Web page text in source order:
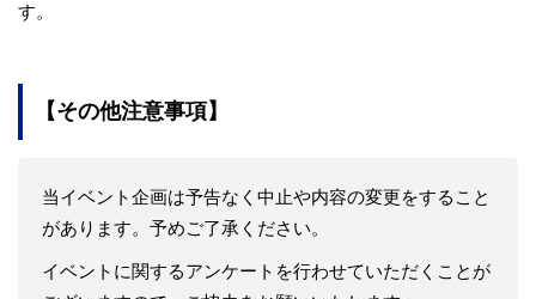
す。
【その他注意事項】
当イベント企画は予告なく中止や内容の変更をすること
があります。予めご了承ください。
イベントに関するアンケートを行わせていただくことが